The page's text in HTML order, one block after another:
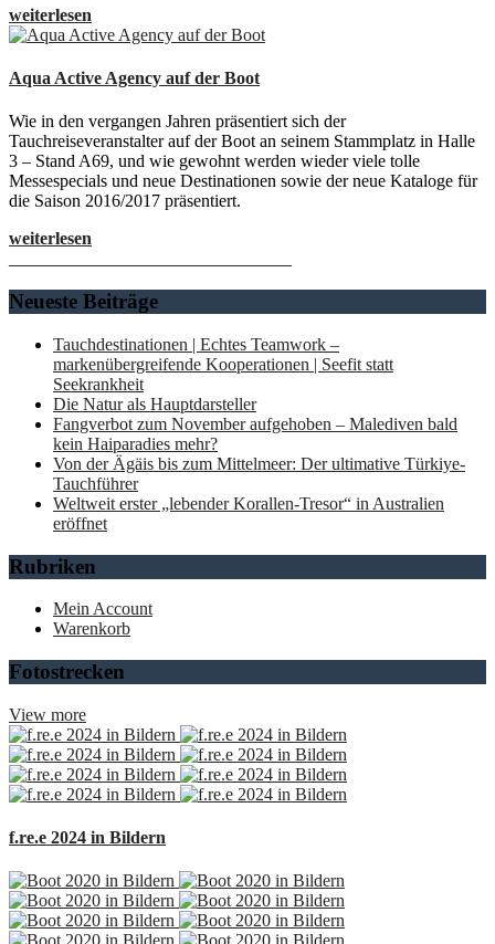
weiterlesen
Aqua Active Agency auf der Boot
Wie in den vergangen Jahren präsentiert sich der
Tauchreiseveranstalter auf der Boot an seinem Stammplatz in Halle
3 – Stand A69, und wie gewohnt werden wieder viele tolle
Messespecials und neue Destinationen sowie der neue Kataloge für
die Saison 2016/2017 präsentiert.
weiterlesen
Neueste Beiträge
Tauchdestinationen | Echtes Teamwork –
markenübergreifende Kooperationen | Seefit statt
Seekrankheit
Die Natur als Hauptdarsteller
Fangverbot zum November aufgehoben – Malediven bald
kein Haiparadies mehr?
Von der Ägäis bis zum Mittelmeer: Der ultimative Türkiye-
Tauchführer
Weltweit erster „lebender Korallen-Tresor“ in Australien
eröffnet
Rubriken
Mein Account
Warenkorb
Fotostrecken
View more
f.re.e 2024 in Bildern